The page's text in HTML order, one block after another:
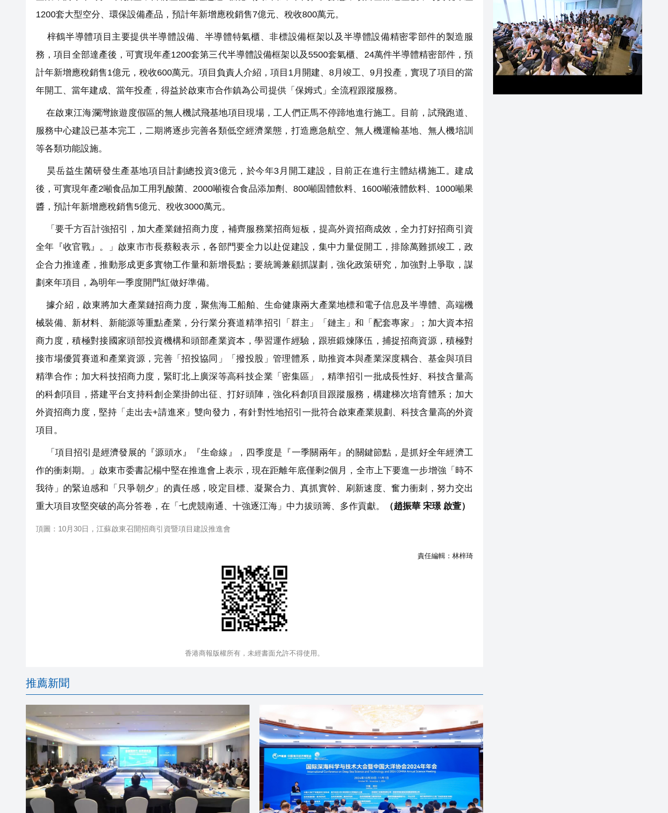
1200套大型空分、環保設備產品，預計年新增應稅銷售7億元、稅收800萬元。
梓鶴半導體項目主要提供半導體設備、半導體特氣櫃、非標設備框架以及半導體設備精密零部件的製造服
務，項目全部達產後，可實現年產1200套第三代半導體設備框架以及5500套氣櫃、24萬件半導體精密部件，預
計年新增應稅銷售1億元，稅收600萬元。項目負責人介紹，項目1月開建、8月竣工、9月投產，實現了項目的當
年開工、當年建成、當年投產，得益於啟東市合作鎮為公司提供「保姆式」全流程跟蹤服務。
在啟東江海瀾灣旅遊度假區的無人機試飛基地項目現場，工人們正馬不停蹄地進行施工。目前，試飛跑道、
服務中心建設已基本完工，二期將逐步完善各類低空經濟業態，打造應急航空、無人機運輸基地、無人機培訓
等各類功能設施。
昊岳益生菌研發生產基地項目計劃總投資3億元，於今年3月開工建設，目前正在進行主體結構施工。建成
後，可實現年產2噸食品加工用乳酸菌、2000噸複合食品添加劑、800噸固體飲料、1600噸液體飲料、1000噸果
醬，預計年新增應稅銷售5億元、稅收3000萬元。
「要千方百計強招引，加大產業鏈招商力度，補齊服務業招商短板，提高外資招商成效，全力打好招商引資
全年『收官戰』。」啟東市市長蔡毅表示，各部門要全力以赴促建設，集中力量促開工，排除萬難抓竣工，政
企合力推達產，推動形成更多實物工作量和新增長點；要統籌兼顧抓謀劃，強化政策研究，加強對上爭取，謀
劃來年項目，為明年一季度開門紅做好準備。
據介紹，啟東將加大產業鏈招商力度，聚焦海工船舶、生命健康兩大產業地標和電子信息及半導體、高端機
械裝備、新材料、新能源等重點產業，分行業分賽道精準招引「群主」「鏈主」和「配套專家」；加大資本招
商力度，積極對接國家頭部投資機構和頭部產業資本，學習運作經驗，跟班鍛煉隊伍，捕捉招商資源，積極對
接市場優質賽道和產業資源，完善「招投協同」「撥投股」管理體系，助推資本與產業深度耦合、基金與項目
精準合作；加大科技招商力度，緊盯北上廣深等高科技企業「密集區」，精準招引一批成長性好、科技含量高
的科創項目，搭建平台支持科創企業掛帥出征、打好頭陣，強化科創項目跟蹤服務，構建梯次培育體系；加大
外資招商力度，堅持「走出去+請進來」雙向發力，有針對性地招引一批符合啟東產業規劃、科技含量高的外資
項目。
「項目招引是經濟發展的『源頭水』『生命線』，四季度是『一季關兩年』的關鍵節點，是抓好全年經濟工
作的衝刺期。」啟東市委書記楊中堅在推進會上表示，現在距離年底僅剩2個月，全市上下要進一步增強「時不
我待」的緊迫感和「只爭朝夕」的責任感，咬定目標、凝聚合力、真抓實幹、刷新速度、奮力衝刺，努力交出
重大項目攻堅突破的高分答卷，在「七虎競南通、十強逐江海」中力拔頭籌、多作貢獻。
（趙振華 宋璟 啟萱）
頂圖：10月30日，江蘇啟東召開招商引資暨項目建設推進會
責任編輯： 林梓琦
香港商報版權所有，未經書面允許不得使用。
推薦新聞